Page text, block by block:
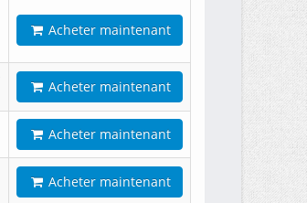
Acheter maintenant
Acheter maintenant
Acheter maintenant
Acheter maintenant